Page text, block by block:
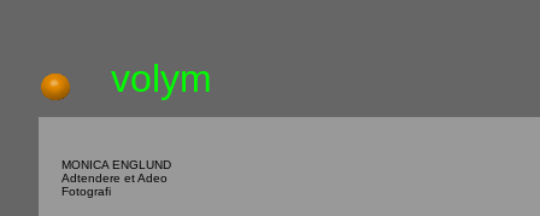
volym
MONICA ENGLUND
Adtendere et Adeo
Fotografi